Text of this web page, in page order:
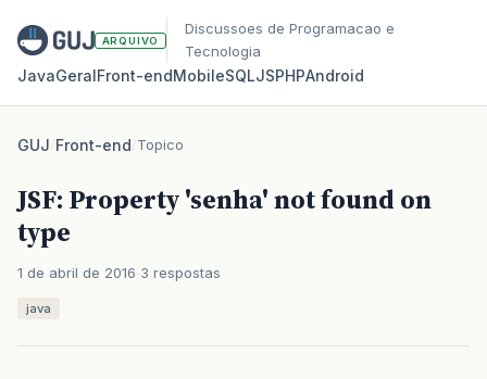
ARQUIVO
Discussoes de Programacao e
Tecnologia
JavaGeralFront‑endMobileSQLJSPHPAndroid
GUJ/Front-end/Topico
JSF: Property 'senha' not found on
type
1 de abril de 2016 3 respostas
java